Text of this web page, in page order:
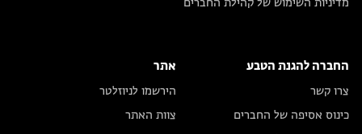
מדיניות השימוש של קהילת החברים
החברה להגנת הטבע
צרו קשר
כינוס אסיפה של החברים
אתר
הירשמו לניוזלטר
צוות האתר